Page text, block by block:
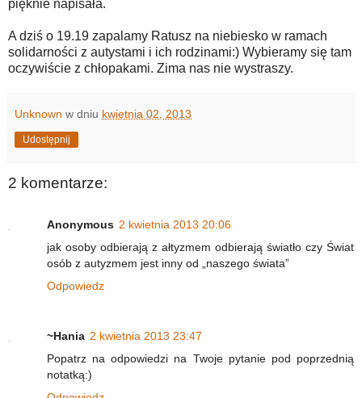
pięknie napisała.
A dziś o 19.19 zapalamy Ratusz na niebiesko w ramach
solidarności z autystami i ich rodzinami:) Wybieramy się tam
oczywiście z chłopakami. Zima nas nie wystraszy.
Unknown w dniu kwietnia 02, 2013
Udostępnij
2 komentarze:
Anonymous 2 kwietnia 2013 20:06
jak osoby odbierają z ałtyzmem odbierają światło czy Świat
osób z autyzmem jest inny od „naszego świata”
Odpowiedz
~Hania 2 kwietnia 2013 23:47
Popatrz na odpowiedzi na Twoje pytanie pod poprzednią
notatką:)